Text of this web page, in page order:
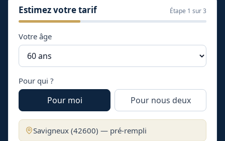
Estimez votre tarif Étape 1 sur 3
Votre âge
Pour qui ?
Pour moi Pour nous deux
Savigneux (42600) — pré-rempli